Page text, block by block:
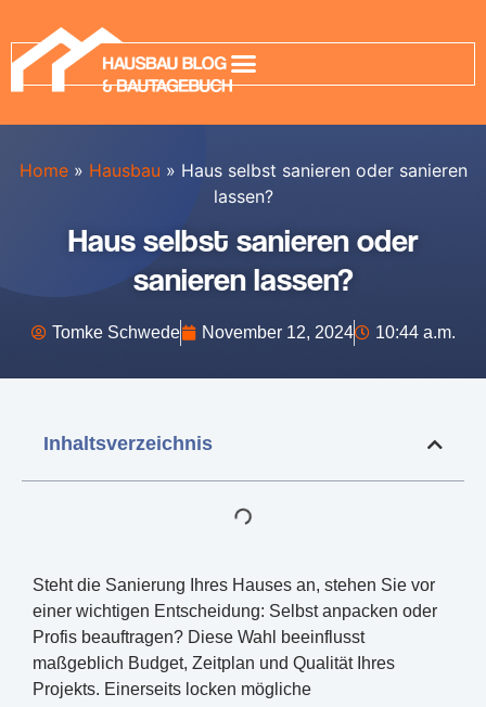
Home » Hausbau » Haus selbst sanieren oder sanieren
lassen?
Haus selbst sanieren oder
sanieren lassen?
Tomke Schwede November 12, 2024 10:44 a.m.
Inhaltsverzeichnis
Steht die Sanierung Ihres Hauses an, stehen Sie vor
einer wichtigen Entscheidung: Selbst anpacken oder
Profis beauftragen? Diese Wahl beeinflusst
maßgeblich Budget, Zeitplan und Qualität Ihres
Projekts. Einerseits locken mögliche